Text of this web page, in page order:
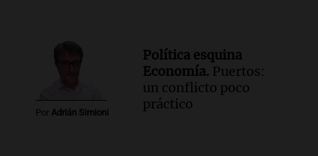
Por Adrián Simioni
Política esquina
Economía. Puertos:
un conflicto poco
práctico